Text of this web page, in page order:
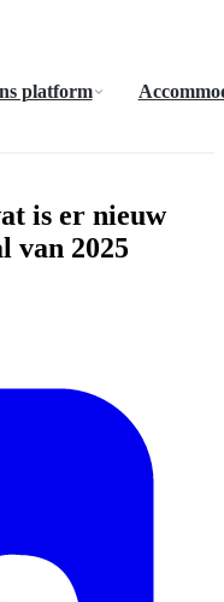
platform
is er nieuw
van 2025